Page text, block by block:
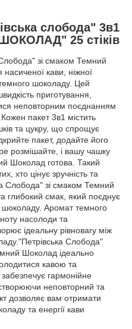
слобода" 3в1
25 стіків
зі смаком Темний
кави, ніжної
шоколаду. Цей
приготування,
неповторним поєднанням
пакет 3в1 містить
та цукру, що спрощує
пакет, додайте його
розмішайте, і вашу чашку
Шоколад готова. Такий
хто цінує зручність та
Слобода" зі смаком Темний
глибокий смак, який поєднує
шоколаду. Аромат темного
насолоди та
ідеальну рівновагу між
Слобода"
Шоколад ідеально
кавою та
гармонійне
неповторний та
дозволяє вам отримати
та енергії кави